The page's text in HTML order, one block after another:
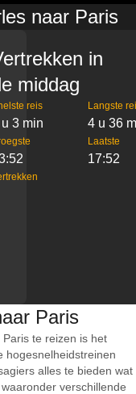
naar Paris
in
middag
reis
3 min
Langste
4 u 36
Laatste
17:52
Paris
te reizen is het
hogesnelheidstreinen
alles te bieden wat
verschillende